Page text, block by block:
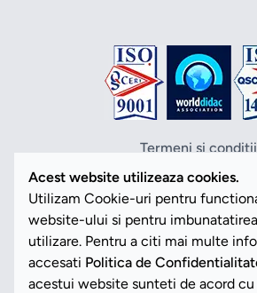
Termeni si conditii
Politica de
Politica cookies
ANPC
SOL
SAL
Vezi Cookies
Acest website utilizeaza cookies.
Utilizam Cookie-uri pentru
website-ului si pentru
utilizare. Pentru a citi mai multe
accesati Politica de
acestui website sunteti de acord